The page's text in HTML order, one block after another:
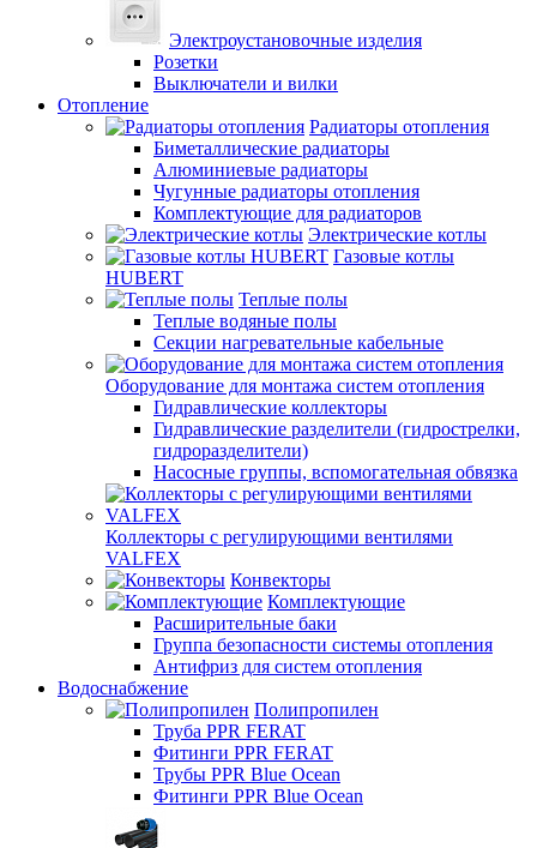
Электроустановочные изделия
Розетки
Выключатели и вилки
Отопление
Радиаторы отопления
Биметаллические радиаторы
Алюминиевые радиаторы
Чугунные радиаторы отопления
Комплектующие для радиаторов
Электрические котлы
Газовые котлы
HUBERT
Теплые полы
Теплые водяные полы
Секции нагревательные кабельные
Оборудование для монтажа систем отопления
Гидравлические коллекторы
Гидравлические разделители (гидрострелки,
гидроразделители)
Насосные группы, вспомогательная обвязка
Коллекторы с регулирующими вентилями
VALFEX
Конвекторы
Комплектующие
Расширительные баки
Группа безопасности системы отопления
Антифриз для систем отопления
Водоснабжение
Полипропилен
Труба PPR FERAT
Фитинги PPR FERAT
Трубы PPR Blue Ocean
Фитинги PPR Blue Ocean